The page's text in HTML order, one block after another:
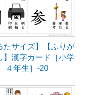
たサイズ】【ふりが
】漢字カード［小学
４年生］-20